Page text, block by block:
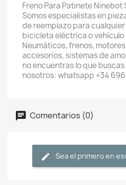
Freno Para Patinete Ninebot
Somos especialistas en
de reemplazo para
bicicleta eléctrica o
Neumáticos, frenos,
accesorios, sistemas de
no encuentras lo que
nosotros: whatsapp +34
Comentarios (0)
Sea el primero en